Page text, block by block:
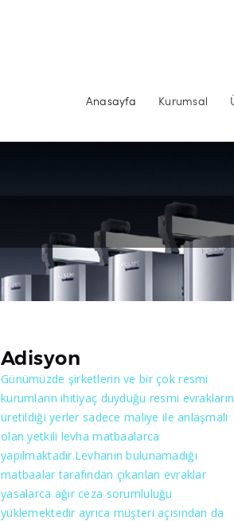
Anasayfa Kurumsal
Adisyon
Günümüzde şirketlerin ve bir çok resmi
kurumların ihitiyaç duyduğu resmi evrakların
üretildiği yerler sadece maliye ile anlaşmalı
olan yetkili levha matbaalarca
yapılmaktadır.Levhanın bulunamadığı
matbaalar tarafından çıkarılan evraklar
yasalarca ağır ceza sorumluluğu
yüklemektedir ayrıca müşteri açısından da